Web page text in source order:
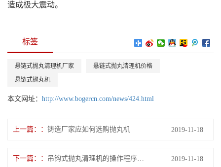
造成极大震动。
标签
悬链式抛丸清理机厂家
悬链式抛丸清理机价格
悬链式抛丸机
本文网址： http://www.bogercn.com/news/424.html
上一篇： 铸造厂家应如何选购抛丸机 2019-11-18
下一篇： 吊钩式抛丸清理机的操作程序和注意事项 2019-11-18